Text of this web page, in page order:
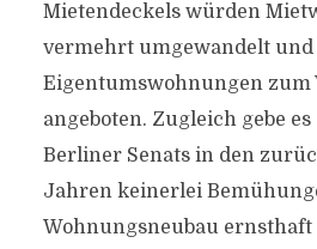
Mietendeckels würden
vermehrt umgewandelt und
Eigentumswohnungen zum
angeboten. Zugleich gebe
Berliner Senats in den
Jahren keinerlei
Wohnungsneubau